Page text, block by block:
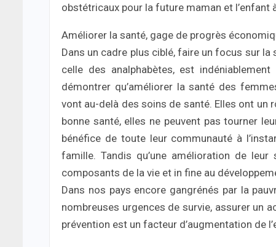
obstétricaux pour la future maman et l’enfant
Améliorer la santé, gage de progrès
Dans un cadre plus ciblé, faire un focus sur
celle des analphabètes, est
démontrer qu’améliorer la santé des
vont au-delà des soins de santé. Elles ont un
bonne santé, elles ne peuvent pas tourner
bénéfice de toute leur communauté à
famille. Tandis qu’une amélioration de
composants de la vie et in fine au
Dans nos pays encore gangrénés par la
nombreuses urgences de survie, assurer un
prévention est un facteur d’augmentation de